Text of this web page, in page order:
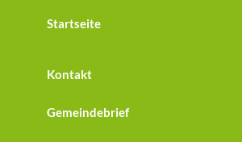
Startseite
Kontakt
Gemeindebrief